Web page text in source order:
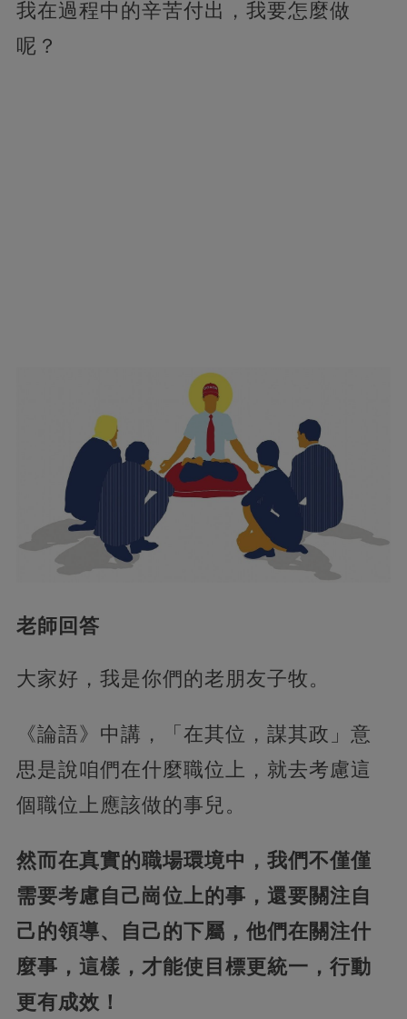
我在過程中的辛苦付出，我要怎麼做
呢？
老師回答
大家好，我是你們的老朋友子牧。
《論語》中講，「在其位，謀其政」意
思是說咱們在什麼職位上，就去考慮這
個職位上應該做的事兒。
然而在真實的職場環境中，我們不僅僅
需要考慮自己崗位上的事，還要關注自
己的領導、自己的下屬，他們在關注什
麼事，這樣，才能使目標更統一，行動
更有成效！